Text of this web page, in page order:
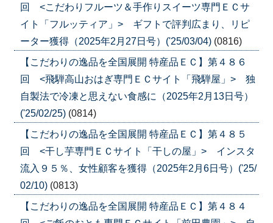
回 <こだわりフルーツ＆手作りスイーツ専門ＥＣサ
イト「フルッティア」> ギフトで評判広まり、リピ
ーター獲得（2025年2月27日号）('25/03/04) (0816)
【こだわりの逸品を全国展開 特産品ＥＣ】第４８６
回 <飛騨高山おはぎ専門ＥＣサイト「飛騨屋」> 独
自製法で冷凍と思えない食感に（2025年2月13日号）
('25/02/25) (0814)
【こだわりの逸品を全国展開 特産品ＥＣ】第４８５
回 <干し芋専門ＥＣサイト「干しの屋」> インスタ
流入９５％、女性顧客を獲得（2025年2月6日号）('25/
02/10) (0813)
【こだわりの逸品を全国展開 特産品ＥＣ】第４８４